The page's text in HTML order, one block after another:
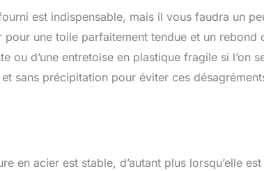
est indispensable, mais il vous faudra un
une toile parfaitement tendue et un rebond
ou d’une entretoise en plastique fragile si l’on
sans précipitation pour éviter ces
en acier est stable, d’autant plus lorsqu’elle est